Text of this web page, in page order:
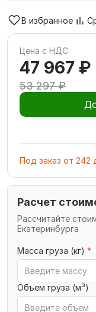
В избранное
Цена с НДС
47 967 ₽
53 297 ₽
Под заказ от 242
Расчет
Рассчитайте
Екатеринбурга
Масса груза (кг) *
Объем груза (м³)